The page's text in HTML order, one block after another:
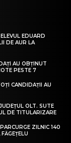
EDUARD
DE AUR LA
AU OBȚINUT
PESTE 7
CANDIDAȚII AU
OLT. SUTE
DE TITULARIZARE
ZILNIC 140